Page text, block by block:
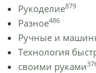
Рукоделие879
Разное486
Ручные и
Технология
своими руками